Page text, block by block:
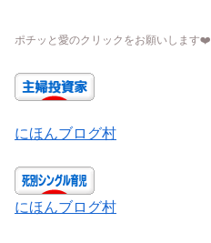
ポチッと愛のクリックをお願いします❤️
にほんブログ村
にほんブログ村